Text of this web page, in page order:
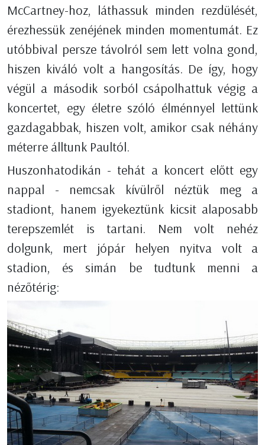
McCartney-hoz, láthassuk minden rezdülését,
érezhessük zenéjének minden momentumát. Ez
utóbbival persze távolról sem lett volna gond,
hiszen kiváló volt a hangosítás. De így, hogy
végül a második sorból csápolhattuk végig a
koncertet, egy életre szóló élménnyel lettünk
gazdagabbak, hiszen volt, amikor csak néhány
méterre álltunk Paultól.
Huszonhatodikán - tehát a koncert előtt egy
nappal - nemcsak kívülről néztük meg a
stadiont, hanem igyekeztünk kicsit alaposabb
terepszemlét is tartani. Nem volt nehéz
dolgunk, mert jópár helyen nyitva volt a
stadion, és simán be tudtunk menni a
nézőtérig: